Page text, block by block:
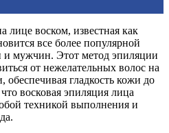
лице воском, известная как
все более популярной
мужчин. Этот метод эпиляции
от нежелательных волос на
гладкость кожи до
восковая эпиляция лица
техникой выполнения и